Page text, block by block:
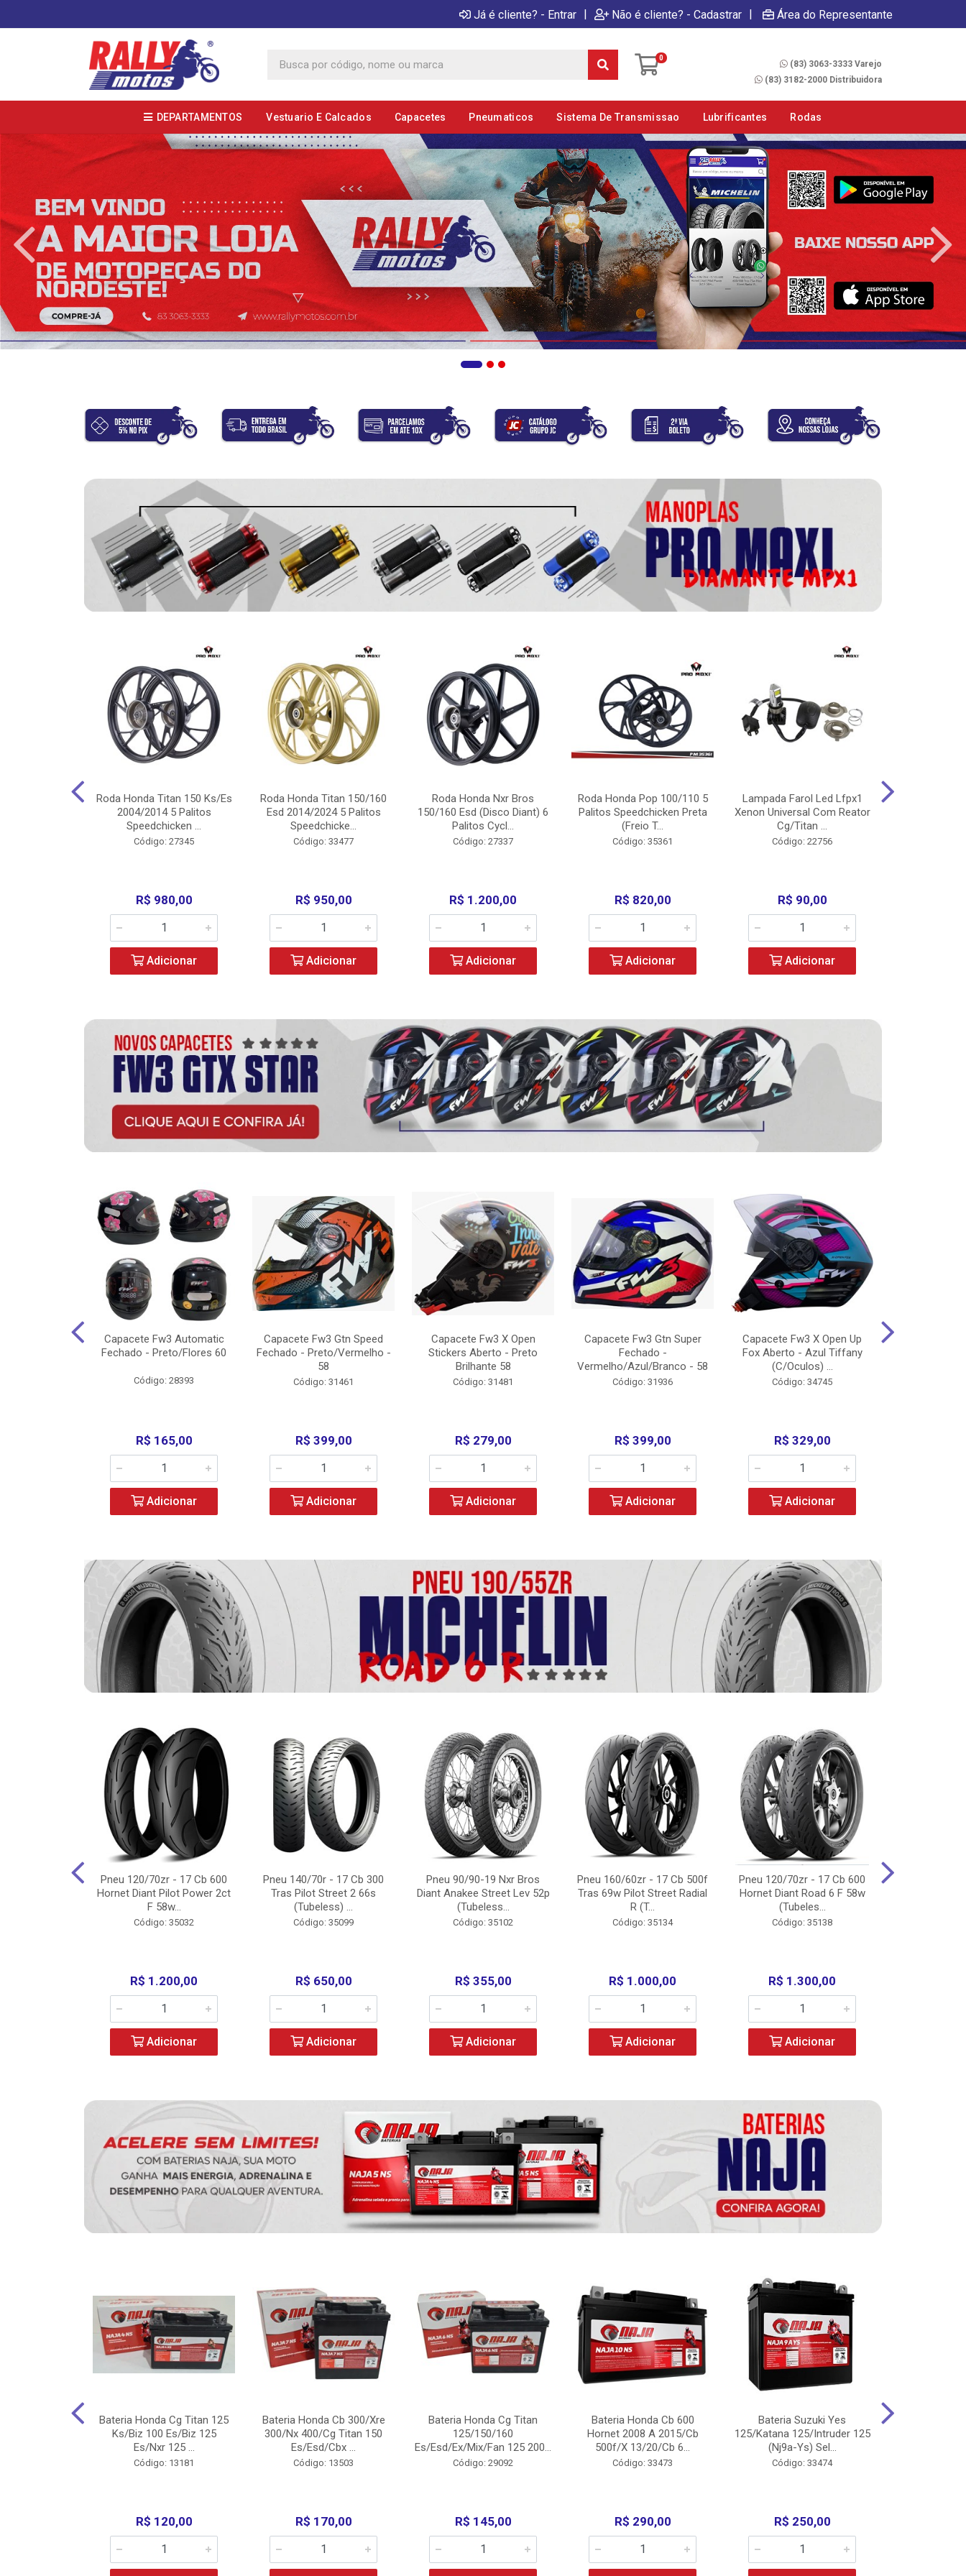
Já é cliente? - Entrar | Não é cliente? - Cadastrar | Área do Representante
0
(83) 3063-3333 Varejo
(83) 3182-2000 Distribuidora
DEPARTAMENTOS Vestuario E Calcados Capacetes Pneumaticos Sistema De Transmissao Lubrificantes Rodas
Roda Honda Titan 150 Ks/Es
2004/2014 5 Palitos
Speedchicken ...
Código: 27345
R$ 980,00
Adicionar
Roda Honda Titan 150/160
Esd 2014/2024 5 Palitos
Speedchicke...
Código: 33477
R$ 950,00
Adicionar
Roda Honda Nxr Bros
150/160 Esd (Disco Diant) 6
Palitos Cycl...
Código: 27337
R$ 1.200,00
Adicionar
Roda Honda Pop 100/110 5
Palitos Speedchicken Preta
(Freio T...
Código: 35361
R$ 820,00
Adicionar
Lampada Farol Led Lfpx1
Xenon Universal Com Reator
Cg/Titan ...
Código: 22756
R$ 90,00
Adicionar
Capacete Fw3 Automatic
Fechado - Preto/Flores 60
Código: 28393
R$ 165,00
Adicionar
Capacete Fw3 Gtn Speed
Fechado - Preto/Vermelho -
58
Código: 31461
R$ 399,00
Adicionar
Capacete Fw3 X Open
Stickers Aberto - Preto
Brilhante 58
Código: 31481
R$ 279,00
Adicionar
Capacete Fw3 Gtn Super
Fechado -
Vermelho/Azul/Branco - 58
Código: 31936
R$ 399,00
Adicionar
Capacete Fw3 X Open Up
Fox Aberto - Azul Tiffany
(C/Oculos) ...
Código: 34745
R$ 329,00
Adicionar
Pneu 120/70zr - 17 Cb 600
Hornet Diant Pilot Power 2ct
F 58w...
Código: 35032
R$ 1.200,00
Adicionar
Pneu 140/70r - 17 Cb 300
Tras Pilot Street 2 66s
(Tubeless) ...
Código: 35099
R$ 650,00
Adicionar
Pneu 90/90-19 Nxr Bros
Diant Anakee Street Lev 52p
(Tubeless...
Código: 35102
R$ 355,00
Adicionar
Pneu 160/60zr - 17 Cb 500f
Tras 69w Pilot Street Radial
R (T...
Código: 35134
R$ 1.000,00
Adicionar
Pneu 120/70zr - 17 Cb 600
Hornet Diant Road 6 F 58w
(Tubeles...
Código: 35138
R$ 1.300,00
Adicionar
Bateria Honda Cg Titan 125
Ks/Biz 100 Es/Biz 125
Es/Nxr 125 ...
Código: 13181
R$ 120,00
Bateria Honda Cb 300/Xre
300/Nx 400/Cg Titan 150
Es/Esd/Cbx ...
Código: 13503
R$ 170,00
Bateria Honda Cg Titan
125/150/160
Es/Esd/Ex/Mix/Fan 125 200...
Código: 29092
R$ 145,00
Bateria Honda Cb 600
Hornet 2008 A 2015/Cb
500f/X 13/20/Cb 6...
Código: 33473
R$ 290,00
Bateria Suzuki Yes
125/Katana 125/Intruder 125
(Nj9a-Ys) Sel...
Código: 33474
R$ 250,00